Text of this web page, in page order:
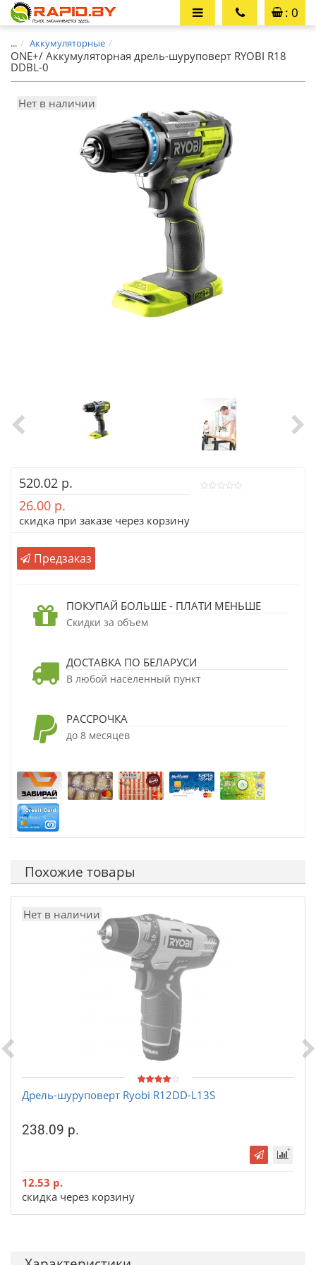
: 0
... Аккумуляторные
ONE+/ Аккумуляторная дрель-шуруповерт RYOBI R18
DDBL-0
Нет в наличии
520.02 р.
26.00 р.
скидка при заказе через корзину
Предзаказ
ПОКУПАЙ БОЛЬШЕ - ПЛАТИ МЕНЬШЕ
Скидки за объем
ДОСТАВКА ПО БЕЛАРУСИ
В любой населенный пункт
РАССРОЧКА
до 8 месяцев
Похожие товары
Нет в наличии
Дрель-шуруповерт Ryobi R12DD-L13S
238.09 р.
12.53 р.
скидка через корзину